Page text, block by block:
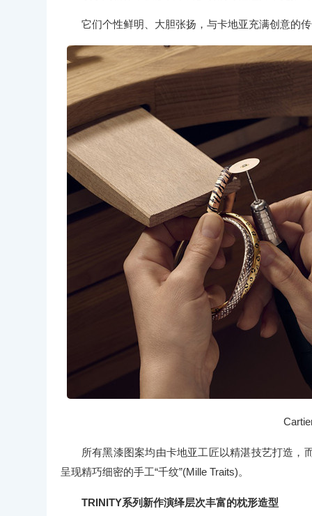
它们个性鲜明、大胆张扬，与卡地亚充满创意的
所有黑漆图案均由卡地亚工匠以精湛技艺打造
呈现精巧细密的手工“千纹”(Mille Traits)。
TRINITY系列新作演绎层次丰富的枕形造型